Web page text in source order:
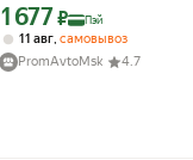
Цена с картой Яндекс Пэй
1 677₽ Пэй
11 авг самовывоз
PromAvtoMsk
4.7